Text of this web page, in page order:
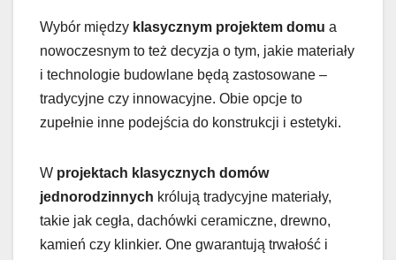
Wybór między klasycznym projektem domu a
nowoczesnym to też decyzja o tym, jakie materiały
i technologie budowlane będą zastosowane –
tradycyjne czy innowacyjne. Obie opcje to
zupełnie inne podejścia do konstrukcji i estetyki.
W projektach klasycznych domów
jednorodzinnych królują tradycyjne materiały,
takie jak cegła, dachówki ceramiczne, drewno,
kamień czy klinkier. One gwarantują trwałość i